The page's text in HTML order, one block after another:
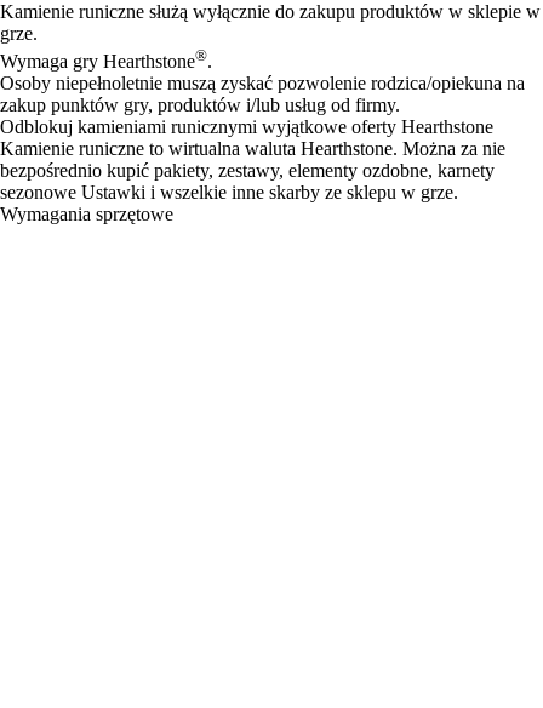
Available actions
Kamienie runiczne służą wyłącznie do zakupu produktów w sklepie w
grze.
Wymaga gry Hearthstone®.
Osoby niepełnoletnie muszą zyskać pozwolenie rodzica/opiekuna na
zakup punktów gry, produktów i/lub usług od firmy.
Odblokuj kamieniami runicznymi wyjątkowe oferty Hearthstone
Kamienie runiczne to wirtualna waluta Hearthstone. Można za nie
bezpośrednio kupić pakiety, zestawy, elementy ozdobne, karnety
sezonowe Ustawki i wszelkie inne skarby ze sklepu w grze.
Wymagania sprzętowe